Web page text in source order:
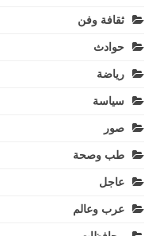
ثقافة وفن
حوادث
رياضة
سياسة
صور
طب وصحة
عاجل
عرب وعالم